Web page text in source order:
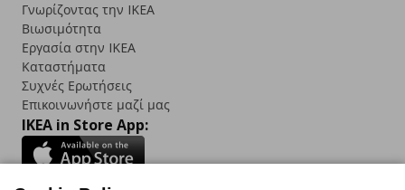
Γνωρίζοντας την IKEA
Βιωσιμότητα
Εργασία στην IKEA
Καταστήματα
Συχνές Ερωτήσεις
Επικοινωνήστε μαζί μας
IKEA in Store App: